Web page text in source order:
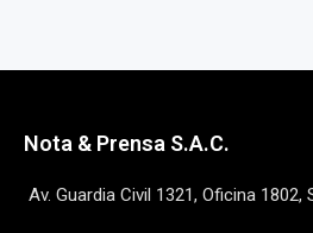
Nota & Prensa S.A.C.
Av. Guardia Civil 1321, Oficina 1802,